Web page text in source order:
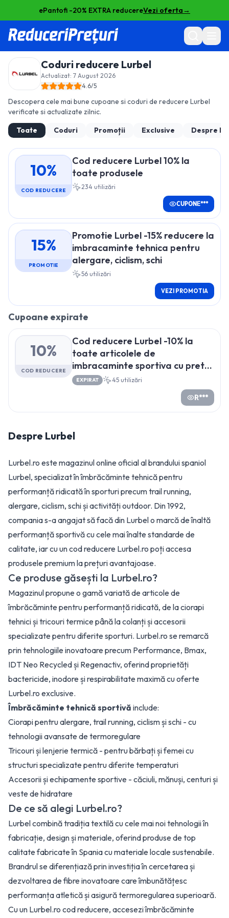
ePantofi -20% EXTRA reducereVezi oferta→
Coduri reducere Lurbel
Actualizat: 7 August 2026
4.6/5
Descopera cele mai bune cupoane si coduri de reducere Lurbel
verificate si actualizate zilnic.
Toate
Coduri Promoții Exclusive Despre
10%
COD REDUCERE
Cod reducere Lurbel 10% la
toate produsele
234 utilizări
CUPONE***
15%
PROMOTIE
Promotie Lurbel -15% reducere la
imbracaminte tehnica pentru
alergare, ciclism, schi
56 utilizări
VEZI PROMOTIA
Cupoane expirate
10%
COD REDUCERE
Cod reducere Lurbel -10% la
toate articolele de
imbracaminte sportiva cu pret
intreg
EXPIRAT 45 utilizări
R***
Despre Lurbel
Lurbel.ro este magazinul online oficial al brandului spaniol
Lurbel, specializat în îmbrăcăminte tehnică pentru
performanță ridicată în sporturi precum trail running,
alergare, ciclism, schi și activități outdoor. Din 1992,
compania s-a angajat să facă din Lurbel o marcă de înaltă
performanță sportivă cu cele mai înalte standarde de
calitate, iar cu un cod reducere Lurbel.ro poți accesa
produsele premium la prețuri avantajoase.
Ce produse găsești la Lurbel.ro?
Magazinul propune o gamă variată de articole de
îmbrăcăminte pentru performanță ridicată, de la ciorapi
tehnici și tricouri termice până la colanți și accesorii
specializate pentru diferite sporturi. Lurbel.ro se remarcă
prin tehnologiile inovatoare precum Performance, Bmax,
IDT Neo Recycled și Regenactiv, oferind proprietăți
bactericide, inodore și respirabilitate maximă cu oferte
Lurbel.ro exclusive.
Îmbrăcăminte tehnică sportivă include:
Ciorapi pentru alergare, trail running, ciclism și schi - cu
tehnologii avansate de termoregulare
Tricouri și lenjerie termică - pentru bărbați și femei cu
structuri specializate pentru diferite temperaturi
Accesorii și echipamente sportive - căciuli, mănuși, centuri și
veste de hidratare
De ce să alegi Lurbel.ro?
Lurbel combină tradiția textilă cu cele mai noi tehnologii în
fabricație, design și materiale, oferind produse de top
calitate fabricate în Spania cu materiale locale sustenabile.
Brandrul se diferențiază prin investiția în cercetarea și
dezvoltarea de fibre inovatoare care îmbunătățesc
performanța atletică și asigură termoregularea superioară.
Cu un Lurbel.ro cod reducere, accesezi îmbrăcăminte